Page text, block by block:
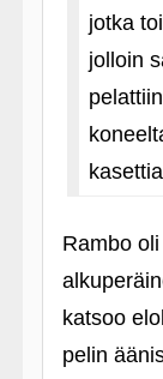
jotka
jolloin
Rambo
katsoo
pelin